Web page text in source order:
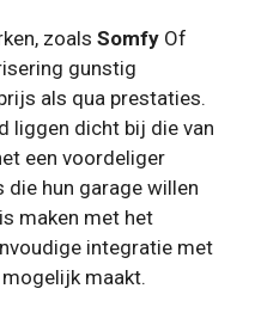
zoals Somfy Of
gunstig
als qua prestaties.
liggen dicht bij die van
een voordeliger
hun garage willen
maken met het
integratie met
maakt.